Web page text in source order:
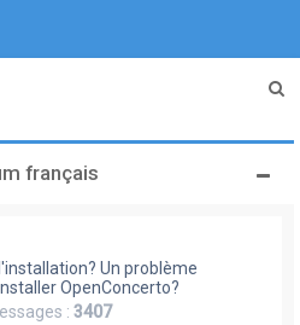
français
Un problème
OpenConcerto?
: 3407